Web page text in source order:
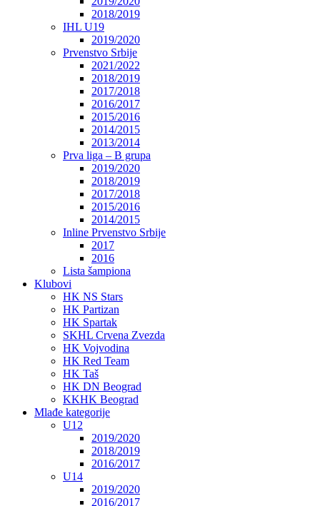
2018/2019
IHL U19
2019/2020
Prvenstvo Srbije
2021/2022
2018/2019
2017/2018
2016/2017
2015/2016
2014/2015
2013/2014
Prva liga – B grupa
2019/2020
2018/2019
2017/2018
2015/2016
2014/2015
Inline Prvenstvo Srbije
2017
2016
Lista šampiona
Klubovi
HK NS Stars
HK Partizan
HK Spartak
SKHL Crvena Zvezda
HK Vojvodina
HK Red Team
HK Taš
HK DN Beograd
KKHK Beograd
Mlađe kategorije
U12
2019/2020
2018/2019
2016/2017
U14
2019/2020
2016/2017